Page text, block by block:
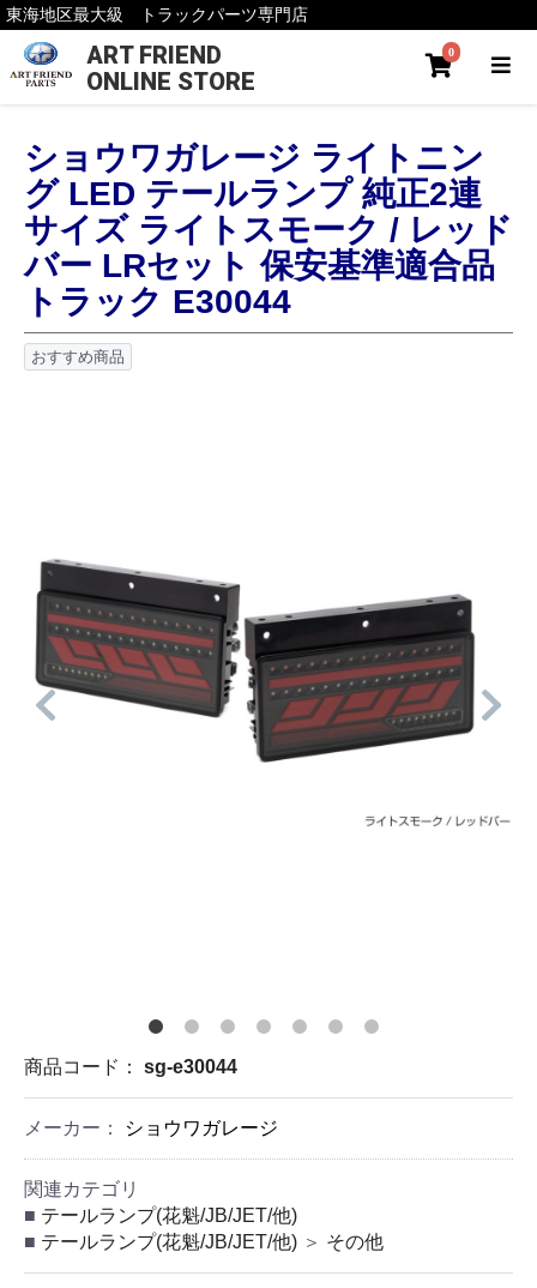
東海地区最大級 トラックパーツ専門店
ART FRIEND
ONLINE STORE
0
ショウワガレージ ライトニン
グ LED テールランプ 純正2連
サイズ ライトスモーク / レッド
バー LRセット 保安基準適合品
トラック E30044
おすすめ商品
商品コード： sg-e30044
メーカー： ショウワガレージ
関連カテゴリ
テールランプ(花魁/JB/JET/他)
テールランプ(花魁/JB/JET/他) ＞ その他